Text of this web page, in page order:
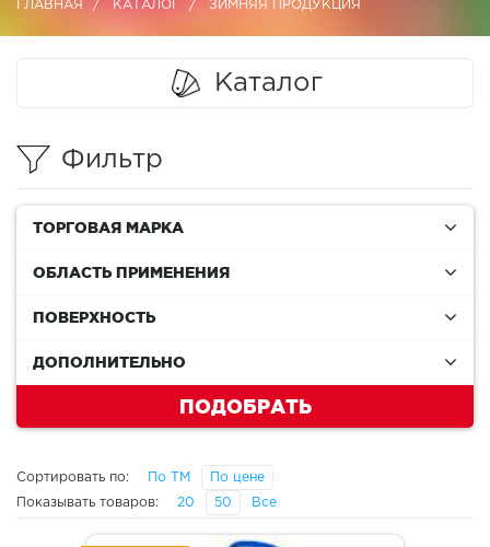
ГЛАВНАЯ КАТАЛОГ ЗИМНЯЯ ПРОДУКЦИЯ
Каталог
Фильтр
ТОРГОВАЯ МАРКА
ОБЛАСТЬ ПРИМЕНЕНИЯ
ПОВЕРХНОСТЬ
ДОПОЛНИТЕЛЬНО
ПОДОБРАТЬ
Сортировать по: По ТМ По цене
Показывать товаров: 20 50 Все